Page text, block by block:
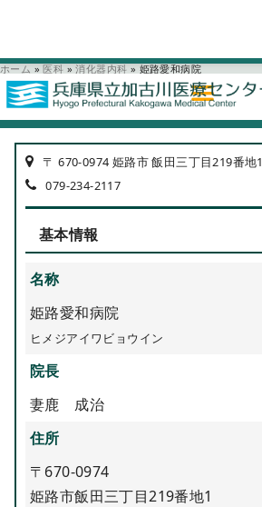
ホーム » 医科 » 消化器内科 » 姫路愛和病院
〒 670-0974 姫路市 飯田三丁目219番地1
079-234-2117
基本情報
名称
姫路愛和病院
ヒメジアイワビョウイン
院長
妻鹿 成治
住所
〒670-0974
姫路市飯田三丁目219番地1